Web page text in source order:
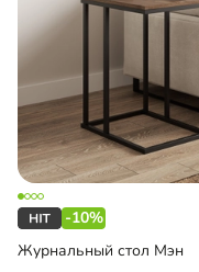
-10%
Журнальный стол Мэн